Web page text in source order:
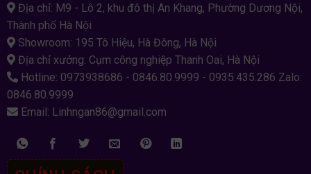
Địa chỉ: M9 - Lô 2, khu đô thị An Khang, Phường Dương Nội,
Thành phố Hà Nội
Showroom: 195 Tô Hiệu, Hà Đông, Hà Nội
Địa chỉ xưởng: Cụm công nghiệp Thanh Oai, Hà Nội
Hotline: 0973938686 - 0846.80.9999 - 0935.435.286 Zalo:
0846.80.9999
Email: Linhngan86@gmail.com